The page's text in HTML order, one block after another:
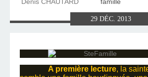
Denis CHAUTARD famille
29 DÉC. 2013
A première lecture, la